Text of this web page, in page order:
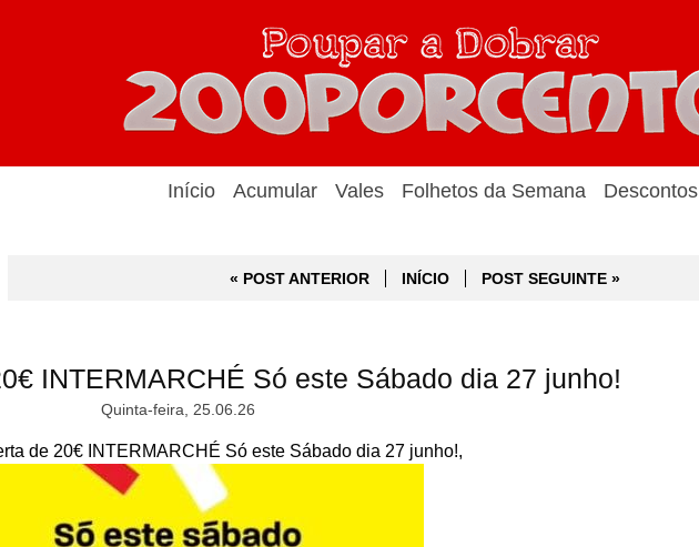
Início Acumular Vales Folhetos da Semana Descontos
« POST ANTERIOR INÍCIO POST SEGUINTE »
INTERMARCHÉ Só este Sábado dia 27 junho!
Quinta-feira, 25.06.26
de 20€ INTERMARCHÉ Só este Sábado dia 27 junho!,